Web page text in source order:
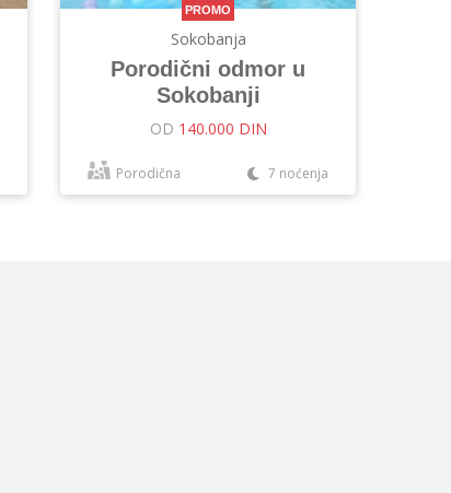
PROMO
Sokobanja
Porodični odmor u
Sokobanji
OD 140.000 DIN
Porodična 7 noćenja